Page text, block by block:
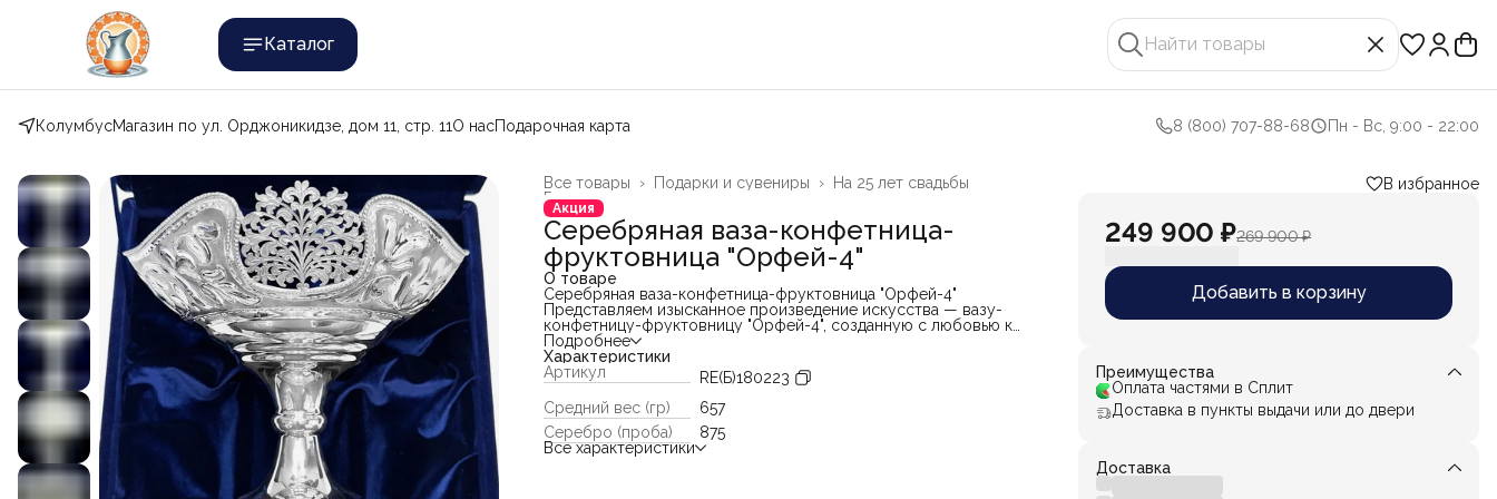
Каталог
КолумбусМагазин по ул. Орджоникидзе, дом 11, стр. 11О насПодарочная карта 8 (800) 707-88-68 Пн - Вс, 9:00 - 22:00
На 25 лет свадьбы
Подарки и сувениры ›
Все товары
›
Главная
Акция
Серебряная ваза-конфетница-
фруктовница "Орфей-4"
О товаре
Серебряная ваза-конфетница-фруктовница "Орфей-4"
Представляем изысканное произведение искусства — вазу-
конфетницу-фруктовницу "Орфей-4", созданную с любовью к
деталям и высоким мастерством. Это уникальное изделие
выполнено из серебра 875 пробы, что обеспечивает
непревзойденное качество и долговечность.
Особенности мастерства:
- Гравировка алмазным резцом: Мастер применяет уникальный
метод гравировки алмазным резцом, создавая тончайший
растительный орнамент, который оживляет поверхность вазы,
наполнив её неповторимой красотой.
Подробнее
Характеристики
Артикул
RE(Б)180223
Средний вес (гр)
657
Серебро (проба)
875
Все характеристики
В избранное
249 900 ₽269 900 ₽
Добавить в корзину
Преимущества
Оплата частями в Сплит
Доставка в пункты выдачи или до двери
Доставка